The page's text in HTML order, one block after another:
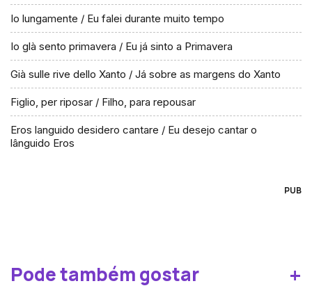
Io lungamente / Eu falei durante muito tempo
Io glà sento primavera / Eu já sinto a Primavera
Già sulle rive dello Xanto / Já sobre as margens do Xanto
Figlio, per riposar / Filho, para repousar
Eros languido desidero cantare / Eu desejo cantar o
lânguido Eros
PUB
Pode também gostar +